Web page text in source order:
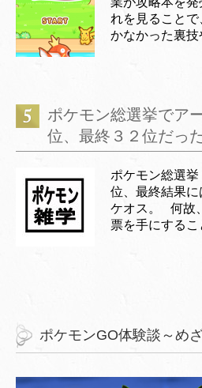
れを見ること
かなかった裏技
ポケモン総選挙でア
位、最終３２位だっ
ポケモン総選
位、最終結果
ケオス。 何故
票を手にする
ポケモンGO体験談～め